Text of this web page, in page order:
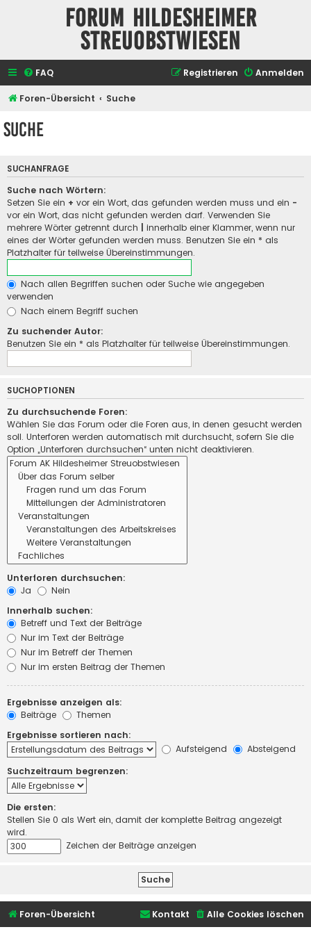
Forum Hildesheimer
Streuobstwiesen
FAQ Anmelden
Registrieren
Foren-Übersicht Suche
Suche
SUCHANFRAGE
Suche nach Wörtern:
Setzen Sie ein + vor ein Wort, das gefunden werden muss und ein -
vor ein Wort, das nicht gefunden werden darf. Verwenden Sie
mehrere Wörter getrennt durch
innerhalb einer Klammer, wenn nur
eines der Wörter gefunden werden muss. Benutzen Sie ein * als
Platzhalter für teilweise Übereinstimmungen.
Nach allen Begriffen suchen oder Suche wie angegeben
verwenden
Nach einem Begriff suchen
Zu suchender Autor:
Benutzen Sie ein * als Platzhalter für teilweise Übereinstimmungen.
SUCHOPTIONEN
Zu durchsuchende Foren:
Wählen Sie das Forum oder die Foren aus, in denen gesucht werden
soll. Unterforen werden automatisch mit durchsucht, sofern Sie die
Option „Unterforen durchsuchen“ unten nicht deaktivieren.
Unterforen durchsuchen:
Ja
Nein
Innerhalb suchen:
Betreff und Text der Beiträge
Nur im Text der Beiträge
Nur im Betreff der Themen
Nur im ersten Beitrag der Themen
Ergebnisse anzeigen als:
Beiträge
Themen
Ergebnisse sortieren nach:
Aufsteigend
Absteigend
Suchzeitraum begrenzen:
Die ersten:
Stellen Sie 0 als Wert ein, damit der komplette Beitrag angezeigt
wird.
Zeichen der Beiträge anzeigen
Foren-Übersicht Alle Cookies löschen
Kontakt